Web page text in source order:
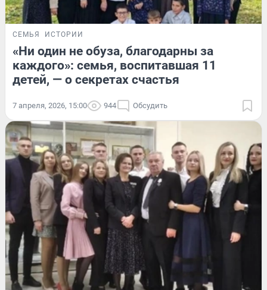
СЕМЬЯ ИСТОРИИ
«Ни один не обуза, благодарны за
каждого»: семья, воспитавшая 11
детей, — о секретах счастья
7 апреля, 2026, 15:00 944 Обсудить